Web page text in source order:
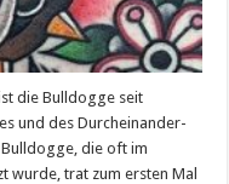
die Bulldogge seit
und des Durcheinander-
die oft im
wurde, trat zum ersten Mal